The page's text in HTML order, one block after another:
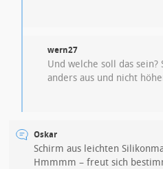
wern27
Und welche soll das
anders aus und nicht
Oskar
Schirm aus leichten
Hmmmm – freut sich